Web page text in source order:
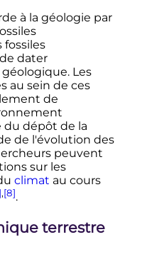
à la géologie par
fossiles
dater
Les
au sein de ces
de
du dépôt de la
de l'évolution des
peuvent
sur les
climat au cours
,[8].
terrestre